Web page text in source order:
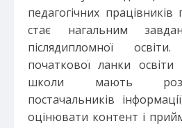
педагогічних
стає нагальним
післядипломної
початкової ланки освіти
школи мають
постачальників
оцінювати контент і